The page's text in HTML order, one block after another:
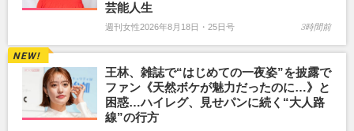
芸能人生
週刊女性2026年8月18日・25日号 3時間前
王林、雑誌で“はじめての一夜姿”を披露で
ファン《天然ボケが魅力だったのに…》と
困惑…ハイレグ、見せパンに続く“大人路
線”の行方